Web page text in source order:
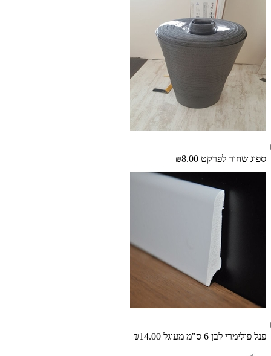
ספוג שחור לפרקט ₪8.00
פנל פולימרי לבן 6 ס"מ מעוגל ₪14.00